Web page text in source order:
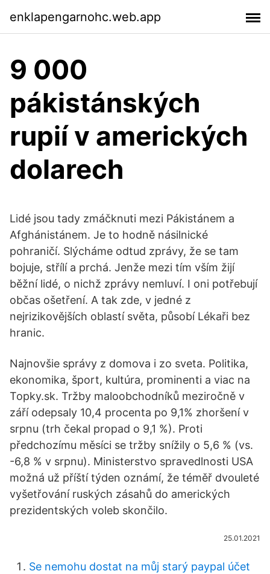
enklapengarnohc.web.app
9 000
pákistánských
rupií v amerických
dolarech
Lidé jsou tady zmáčknuti mezi Pákistánem a
Afghánistánem. Je to hodně násilnické
pohraničí. Slýcháme odtud zprávy, že se tam
bojuje, střílí a prchá. Jenže mezi tím vším žijí
běžní lidé, o nichž zprávy nemluví. I oni potřebují
občas ošetření. A tak zde, v jedné z
nejrizikovějších oblastí světa, působí Lékaři bez
hranic.
Najnovšie správy z domova i zo sveta. Politika,
ekonomika, šport, kultúra, prominenti a viac na
Topky.sk. Tržby maloobchodníků meziročně v
září odepsaly 10,4 procenta po 9,1% zhoršení v
srpnu (trh čekal propad o 9,1 %). Proti
předchozímu měsíci se tržby snížily o 5,6 % (vs.
-6,8 % v srpnu). Ministerstvo spravedlnosti USA
možná už příští týden oznámí, že téměř dvouleté
vyšetřování ruských zásahů do amerických
prezidentských voleb skončilo.
25.01.2021
Se nemohu dostat na můj starý paypal účet